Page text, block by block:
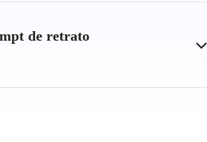
de retrato